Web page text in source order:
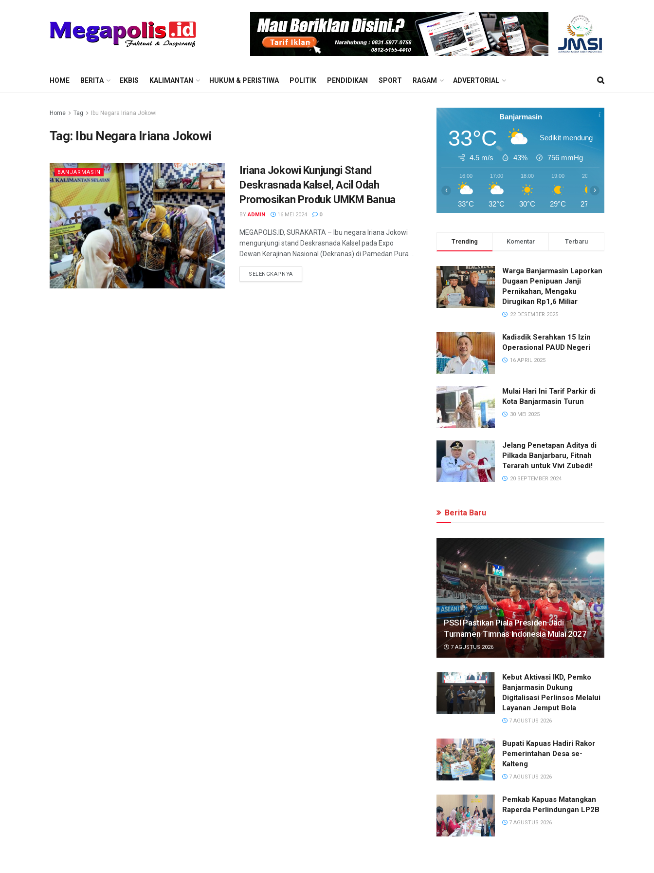
HOME BERITA EKBIS KALIMANTAN HUKUM & PERISTIWA POLITIK PENDIDIKAN SPORT RAGAM ADVERTORIAL
Home Tag Ibu Negara Iriana Jokowi
Tag: Ibu Negara Iriana Jokowi
BANJARMASIN
Iriana Jokowi Kunjungi Stand
Deskrasnada Kalsel, Acil Odah
Promosikan Produk UMKM Banua
BY ADMIN 16 MEI 2024 0
MEGAPOLIS.ID, SURAKARTA – Ibu negara Iriana Jokowi
mengunjungi stand Deskrasnada Kalsel pada Expo
Dewan Kerajinan Nasional (Dekranas) di Pamedan Pura ...
SELENGKAPNYA
Banjarmasin
33°C Sedikit mendung
4.5 m/s 43% 756 mmHg
16:00
33°C
17:00
32°C
18:00
30°C
19:00
29°C
20:00
27°C
‹ ›
Trending Komentar Terbaru
Warga Banjarmasin Laporkan
Dugaan Penipuan Janji
Pernikahan, Mengaku
Dirugikan Rp1,6 Miliar
22 DESEMBER 2025
Kadisdik Serahkan 15 Izin
Operasional PAUD Negeri
16 APRIL 2025
Mulai Hari Ini Tarif Parkir di
Kota Banjarmasin Turun
30 MEI 2025
Jelang Penetapan Aditya di
Pilkada Banjarbaru, Fitnah
Terarah untuk Vivi Zubedi!
20 SEPTEMBER 2024
Berita Baru
PSSI Pastikan Piala Presiden Jadi
Turnamen Timnas Indonesia Mulai 2027
7 AGUSTUS 2026
Kebut Aktivasi IKD, Pemko
Banjarmasin Dukung
Digitalisasi Perlinsos Melalui
Layanan Jemput Bola
7 AGUSTUS 2026
Bupati Kapuas Hadiri Rakor
Pemerintahan Desa se-
Kalteng
7 AGUSTUS 2026
Pemkab Kapuas Matangkan
Raperda Perlindungan LP2B
7 AGUSTUS 2026